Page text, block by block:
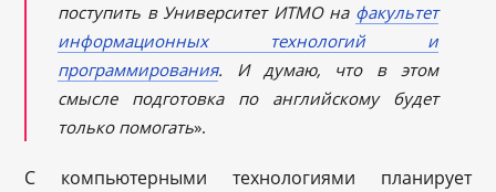
поступить в Университет ИТМО на факультет
информационных технологий и
программирования. И думаю, что в этом
смысле подготовка по английскому будет
только помогать».
С компьютерными технологиями планирует